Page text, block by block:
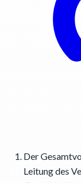
Der
Leitung des